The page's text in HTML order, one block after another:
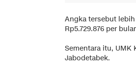
Angka tersebut
Rp5.729.876 per
Sementara itu, UMK
Jabodetabek.